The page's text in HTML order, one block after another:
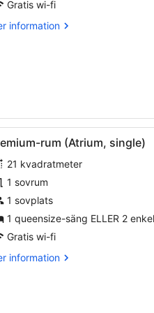
Gratis wi-fi
information
ett litet runt bord med
Ett
2 rum (Atrium, single)
21 kvadratmeter
1 sovrum
1 sovplats
1 queensize-säng ELLER 2
Gratis wi-fi
information